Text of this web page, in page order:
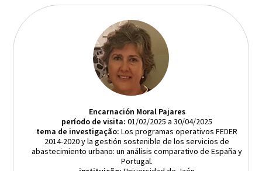
Encarnación Moral Pajares
período de visita: 01/02/2025 a 30/04/2025
tema de investigação: Los programas operativos FEDER
2014-2020 y la gestión sostenible de los servicios de
abastecimiento urbano: un análisis comparativo de España y
Portugal.